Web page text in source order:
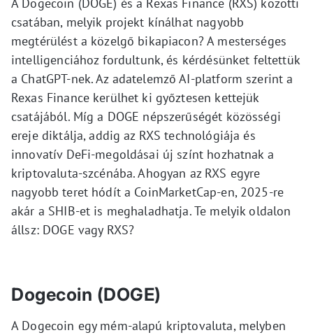
A Dogecoin (DOGE) és a Rexas Finance (RXS) közötti
csatában, melyik projekt kínálhat nagyobb
megtérülést a közelgő bikapiacon? A mesterséges
intelligenciához fordultunk, és kérdésünket feltettük
a ChatGPT-nek. Az adatelemző AI-platform szerint a
Rexas Finance kerülhet ki győztesen kettejük
csatájából. Míg a DOGE népszerűségét közösségi
ereje diktálja, addig az RXS technológiája és
innovatív DeFi-megoldásai új színt hozhatnak a
kriptovaluta-szcénába. Ahogyan az RXS egyre
nagyobb teret hódít a CoinMarketCap-en, 2025-re
akár a SHIB-et is meghaladhatja. Te melyik oldalon
állsz: DOGE vagy RXS?
Dogecoin (DOGE)
A Dogecoin egy mém-alapú kriptovaluta, melyben